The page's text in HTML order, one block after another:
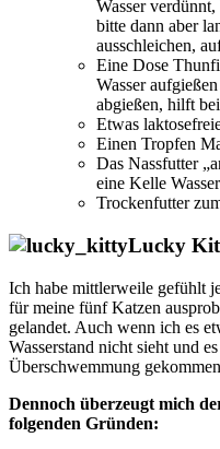
Wasser
bitte dann aber
ausschleichen,
Eine Dose
Wasser
abgießen, hilft
Etwas
Einen Tropfen
Das Nassfutter
eine Kelle
Trockenfutter
Lucky
Ich habe mittlerweile gefühlt
für meine fünf Katzen
gelandet. Auch wenn ich es
Wasserstand nicht sieht und
Überschwemmung
Dennoch überzeugt mich
folgenden Gründen: